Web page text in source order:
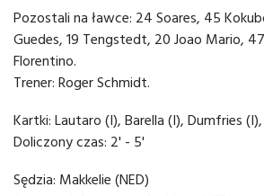
Pozostali na ławce: 24 Soares, 45
Guedes, 19 Tengstedt, 20 Joao Mario,
Florentino.
Trener: Roger Schmidt.
Kartki: Lautaro (I), Barella (I), Dumfries
Doliczony czas: 2' - 5'
Sędzia: Makkelie (NED)